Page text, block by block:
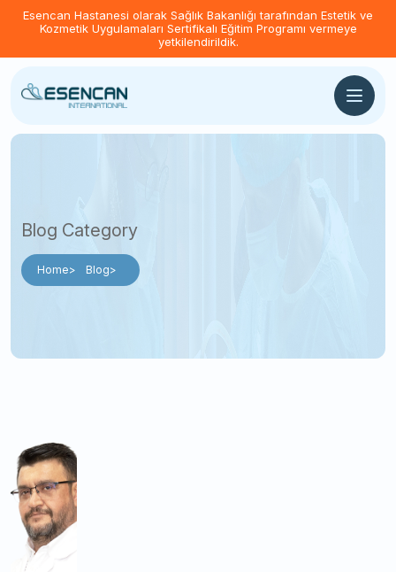
Esencan Hastanesi olarak Sağlık Bakanlığı tarafından Estetik ve
Kozmetik Uygulamaları Sertifikalı Eğitim Programı vermeye
yetkilendirildik.
Blog Category
Home Blog